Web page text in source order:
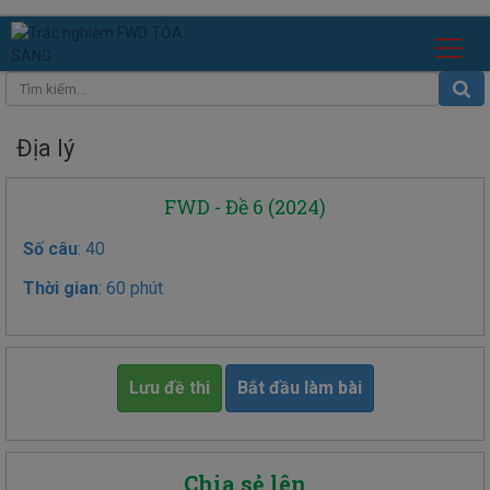
Địa lý
FWD - Đề 6 (2024)
Số câu: 40
Thời gian: 60 phút
Lưu đề thi Bắt đầu làm bài
Chia sẻ lên